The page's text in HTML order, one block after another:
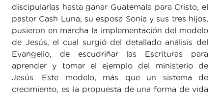
discipularlas hasta ganar Guatemala para Cristo, el
pastor Cash Luna, su esposa Sonia y sus tres hijos,
pusieron en marcha la implementación del modelo
de Jesús, el cual surgió del detallado análisis del
Evangelio, de escudriñar las Escrituras para
aprender y tomar el ejemplo del ministerio de
Jesús. Este modelo, más que un sistema de
crecimiento, es la propuesta de una forma de vida